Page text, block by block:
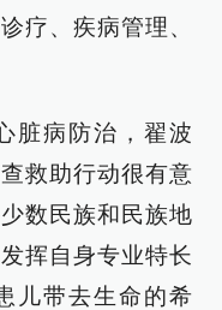
疗、疾病管理、
脏病防治，翟波
救助行动很有意
数民族和民族地
挥自身专业特长
儿带去生命的希